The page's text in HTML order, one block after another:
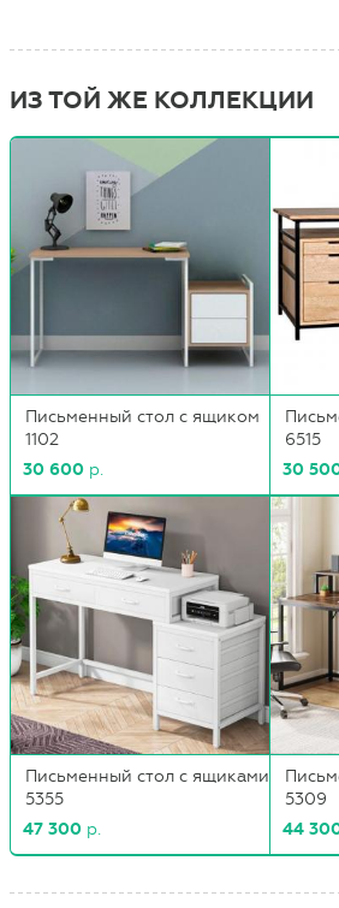
ИЗ ТОЙ ЖЕ КОЛЛЕКЦИИ
Письменный стол с ящиком
1102
30 600 р.
6515
30
Письменный стол с ящиками
5355
47 300 р.
5309
44